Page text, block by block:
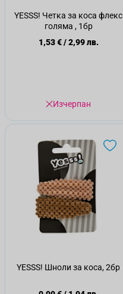
YESSS! Четка за коса флекс
голяма , 1бр
1,53 €/2,99 лв.
Изчерпан
YESSS! Шноли за коса, 2бр